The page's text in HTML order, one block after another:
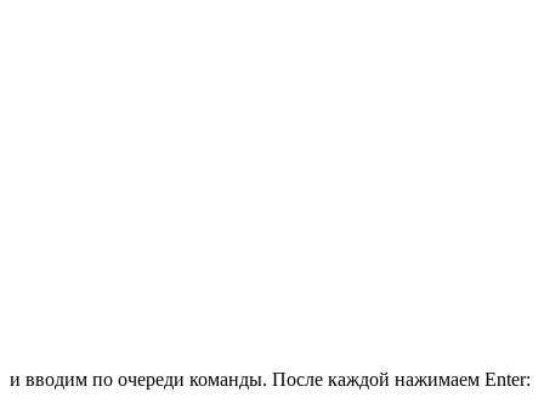
и вводим по очереди команды. После каждой нажимаем Enter: